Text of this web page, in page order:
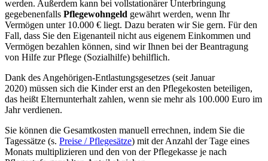
werden. Außerdem kann bei vollstationärer Unterbringung
gegebenenfalls Pflegewohngeld gewährt werden, wenn Ihr
Vermögen unter 10.000 € liegt. Dazu beraten wir Sie gern. Für den
Fall, dass Sie den Eigenanteil nicht aus eigenem Einkommen und
Vermögen bezahlen können, sind wir Ihnen bei der Beantragung
von Hilfe zur Pflege (Sozialhilfe) behilflich.
Dank des Angehörigen-Entlastungsgesetzes (seit Januar
2020) müssen sich die Kinder erst an den Pflegekosten beteiligen,
das heißt Elternunterhalt zahlen, wenn sie mehr als 100.000 Euro im
Jahr verdienen.
Sie können die Gesamtkosten manuell errechnen, indem Sie die
Tagessätze (s. Preise / Pflegesätze) mit der Anzahl der Tage eines
Monats multiplizieren und den von der Pflegekasse je nach